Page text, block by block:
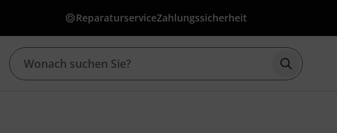
ReparaturserviceZahlungssicherheit
Suche